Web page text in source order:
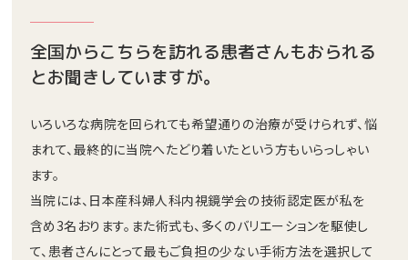
全国からこちらを訪れる患者さんもおられる
とお聞きしていますが。
いろいろな病院を回られても希望通りの治療が受けられず、悩
まれて、最終的に当院へたどり着いたという方もいらっしゃい
ます。
当院には、日本産科婦人科内視鏡学会の技術認定医が私を
含め3名おります。また術式も、多くのバリエーションを駆使し
て、患者さんにとって最もご負担の少ない手術方法を選択して